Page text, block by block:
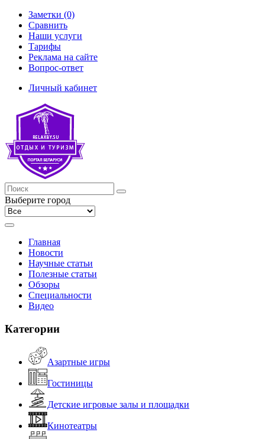
Заметки (0)
Сравнить
Наши услуги
Тарифы
Реклама на сайте
Вопрос-ответ
Личный кабинет
Выберите город
Главная
Новости
Научные статьи
Полезные статьи
Обзоры
Специальности
Видео
Категории
Азартные игры
Гостиницы
Детские игровые залы и площадки
Кинотеатры